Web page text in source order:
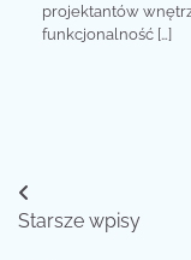
projektantów
funkcjonalność […]
Nawigacja
Starsze wpisy